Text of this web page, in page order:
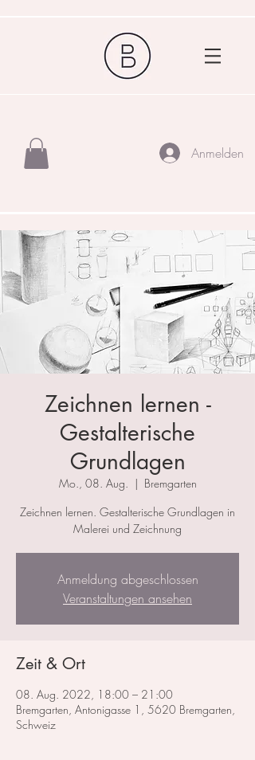
Anmelden
Zeichnen lernen -
Gestalterische
Grundlagen
Mo., 08. Aug.
  |
Bremgarten
Zeichnen lernen. Gestalterische Grundlagen in
Malerei und Zeichnung
Anmeldung abgeschlossen
Veranstaltungen ansehen
Zeit & Ort
08. Aug. 2022, 18:00 – 21:00
Bremgarten, Antonigasse 1, 5620 Bremgarten,
Schweiz